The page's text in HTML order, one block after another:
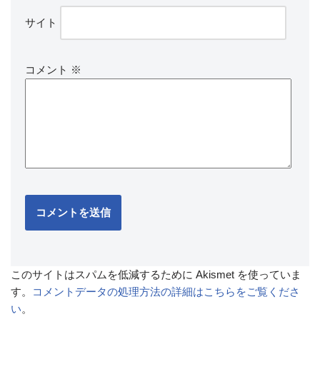
サイト
コメント ※
このサイトはスパムを低減するために Akismet を使っていま
す。
コメントデータの処理方法の詳細はこちらをご覧くださ
い。